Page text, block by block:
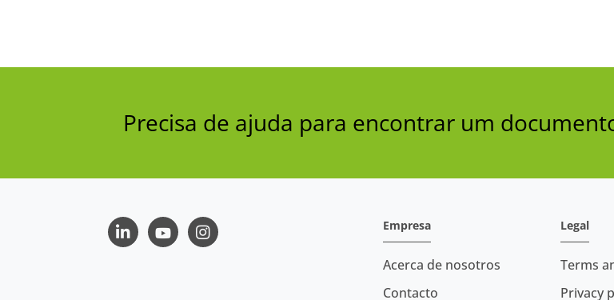
Precisa de ajuda para encontrar um
LinkedInYoutubeInstagram
Empresa
Acerca de nosotros
Contacto
Legal
Terms
Privacy